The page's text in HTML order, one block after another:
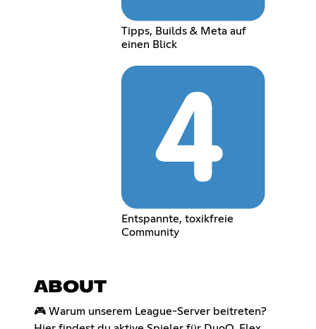
Tipps, Builds & Meta auf
einen Blick
Entspannte, toxikfreie
Community
ABOUT
🎮 Warum unserem League-Server beitreten?